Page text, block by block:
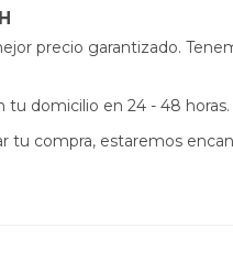
precio garantizado.
domicilio en 24 - 48
tu compra, estaremos